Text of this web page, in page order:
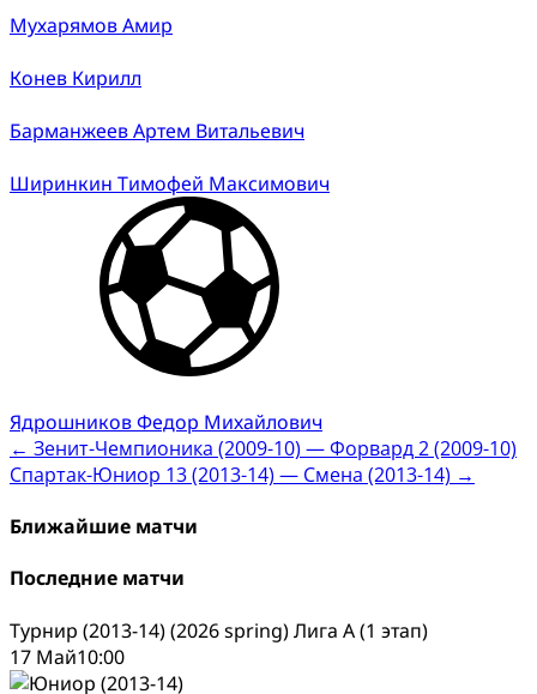
Мухарямов Амир
Конев Кирилл
Барманжеев Артем Витальевич
Ширинкин Тимофей Максимович
Ядрошников Федор Михайлович
Post
navigation
← Зенит-Чемпионика (2009-10) — Форвард 2 (2009-10)
Спартак-Юниор 13 (2013-14) — Смена (2013-14) →
Ближайшие матчи
Последние матчи
Турнир (2013-14) (2026 spring) Лига А (1 этап)
17 Май10:00